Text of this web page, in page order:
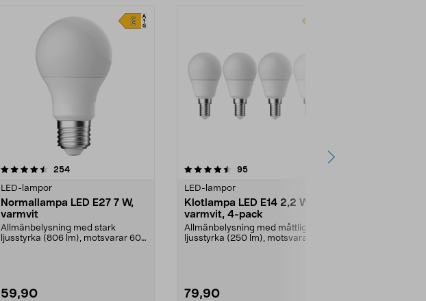
254recensioner
LED-lampor
Normallampa LED E27 7 W,
varmvit
Allmänbelysning med stark
ljusstyrka (806 lm), motsvarar 60
59,90
4.5 av 5 stjärnor 95recensioner
LED-lampor
Klotlampa LED E14 2,2 W,
varmvit, 4-pack
Allmänbelysning med måttlig
ljusstyrka (250 lm), motsvarar 25
79,90
4.5 av 5 stjärnor